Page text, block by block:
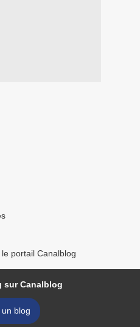
portail Canalblog
sur Canalblog
blog